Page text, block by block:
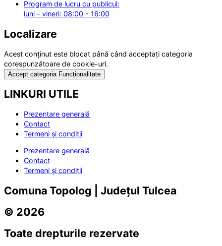
Program de lucru cu publicul:
luni - vineri: 08:00 - 16:00
Localizare
Acest conținut este blocat până când acceptați categoria
corespunzătoare de cookie-uri.
Accept categoria Funcționalitate
LINKURI UTILE
Prezentare generală
Contact
Termeni și condiții
Prezentare generală
Contact
Termeni și condiții
Comuna Topolog | Județul Tulcea
© 2026
Toate drepturile rezervate